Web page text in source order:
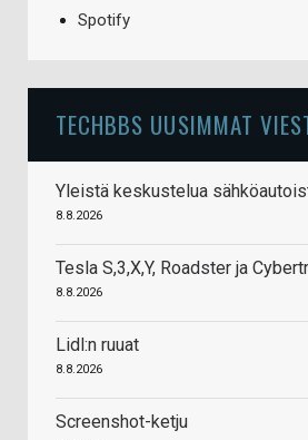
Spotify
TECHBBS UUSIMMAT
Yleistä keskustelua
8.8.2026
Tesla S,3,X,Y, Roadster ja
8.8.2026
Lidl:n ruuat
8.8.2026
Screenshot-ketju